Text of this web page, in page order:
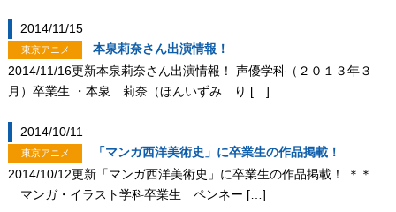
2014/11/15
東京アニメ
本泉莉奈さん出演情報！
2014/11/16更新本泉莉奈さん出演情報！ 声優学科（２０１３年３
月）卒業生 ・本泉 莉奈（ほんいずみ り […]
2014/10/11
東京アニメ
「マンガ西洋美術史」に卒業生の作品掲載！
2014/10/12更新「マンガ西洋美術史」に卒業生の作品掲載！ ＊＊
マンガ・イラスト学科卒業生 ペンネー […]